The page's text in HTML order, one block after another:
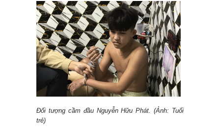
Đối tượng cầm đầu Nguyễn Hữu Phát. (Ảnh: Tuổi
trẻ)